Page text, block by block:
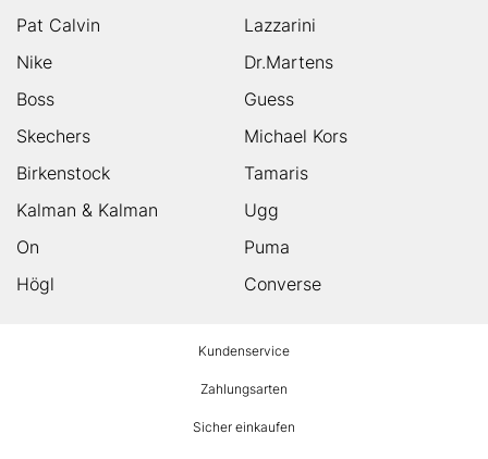
Pat Calvin
Lazzarini
Nike
Dr.Martens
Boss
Guess
Skechers
Michael Kors
Birkenstock
Tamaris
Kalman & Kalman
Ugg
On
Puma
Högl
Converse
Kundenservice
Zahlungsarten
Sicher einkaufen